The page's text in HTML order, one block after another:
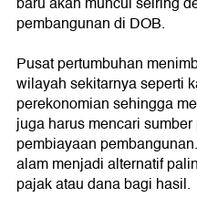
pembangunan di DOB.
Pusat pertumbuhan
wilayah sekitarnya seperti
perekonomian sehingga
juga harus mencari
pembiayaan
alam menjadi alternatif
pajak atau dana bagi hasil.